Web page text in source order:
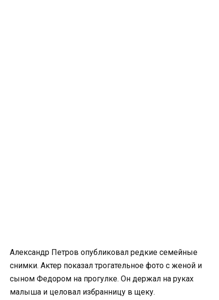
Александр Петров опубликовал редкие семейные
снимки. Актер показал трогательное фото с женой и
сыном Федором на прогулке. Он держал на руках
малыша и целовал избранницу в щеку.